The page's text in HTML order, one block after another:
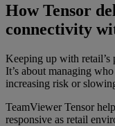
How Tensor
connectivity
Keeping up with retail’s
It’s about managing
increasing risk or
TeamViewer Tensor
responsive as retail